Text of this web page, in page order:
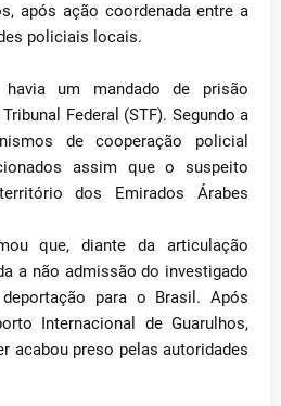
após ação coordenada entre a
policiais locais.
um mandado de prisão
Federal (STF). Segundo a
de cooperação policial
assim que o suspeito
dos Emirados Árabes
que, diante da articulação
a não admissão do investigado
para o Brasil. Após
Internacional de Guarulhos,
acabou preso pelas autoridades